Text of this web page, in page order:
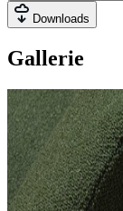
Downloads
Gallerie